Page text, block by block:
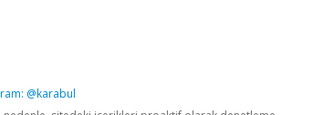
@karabul